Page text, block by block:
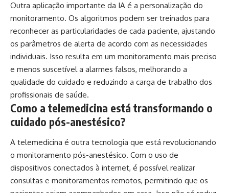
Outra aplicação importante da IA é a personalização do
monitoramento. Os algoritmos podem ser treinados para
reconhecer as particularidades de cada paciente, ajustando
os parâmetros de alerta de acordo com as necessidades
individuais. Isso resulta em um monitoramento mais preciso
e menos suscetível a alarmes falsos, melhorando a
qualidade do cuidado e reduzindo a carga de trabalho dos
profissionais de saúde.
Como a telemedicina está transformando o
cuidado pós-anestésico?
A telemedicina é outra tecnologia que está revolucionando
o monitoramento pós-anestésico. Com o uso de
dispositivos conectados à internet, é possível realizar
consultas e monitoramentos remotos, permitindo que os